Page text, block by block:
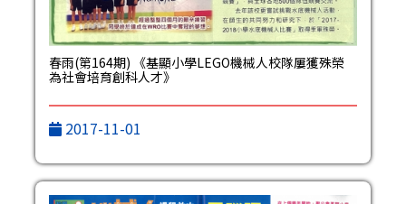
春雨(第164期) 《基顯小學LEGO機械人校隊屢獲殊榮
為社會培育創科人才》
2017-11-01